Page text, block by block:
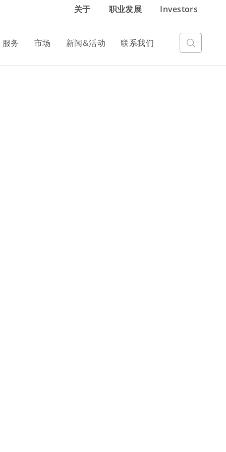
关于 职业发展 Investors
服务 市场 新闻&活动 联系我们